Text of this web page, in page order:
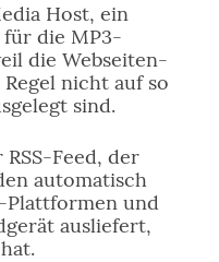
Host, ein
für die MP3-
die Webseiten-
nicht auf so
sind.
Feed, der
automatisch
Plattformen und
ausliefert,